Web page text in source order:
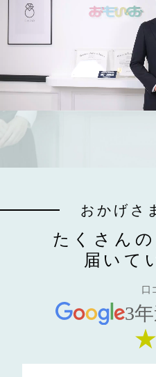
おかげさ
たくさん
届いて
口
3年